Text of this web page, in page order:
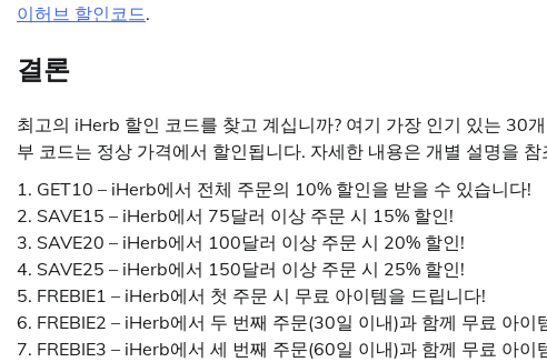
이허브 할인코드.
결론
최고의 iHerb 할인 코드를 찾고 계십니까? 여기 가장 인기 있는 30
부 코드는 정상 가격에서 할인됩니다. 자세한 내용은 개별 설명을 참
1. GET10 – iHerb에서 전체 주문의 10% 할인을 받을 수 있습니다!
2. SAVE15 – iHerb에서 75달러 이상 주문 시 15% 할인!
3. SAVE20 – iHerb에서 100달러 이상 주문 시 20% 할인!
4. SAVE25 – iHerb에서 150달러 이상 주문 시 25% 할인!
5. FREBIE1 – iHerb에서 첫 주문 시 무료 아이템을 드립니다!
6. FREBIE2 – iHerb에서 두 번째 주문(30일 이내)과 함께 무료 아이
7. FREBIE3 – iHerb에서 세 번째 주문(60일 이내)과 함께 무료 아이